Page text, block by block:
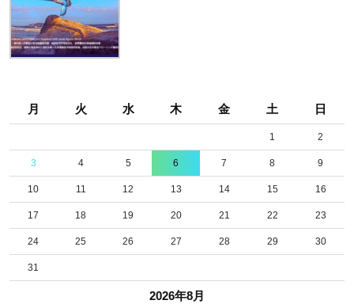
2026年8月
月 火 水 木 金 土 日
1 2
3 4 5 6 7 8 9
10 11 12 13 14 15 16
17 18 19 20 21 22 23
24 25 26 27 28 29 30
31